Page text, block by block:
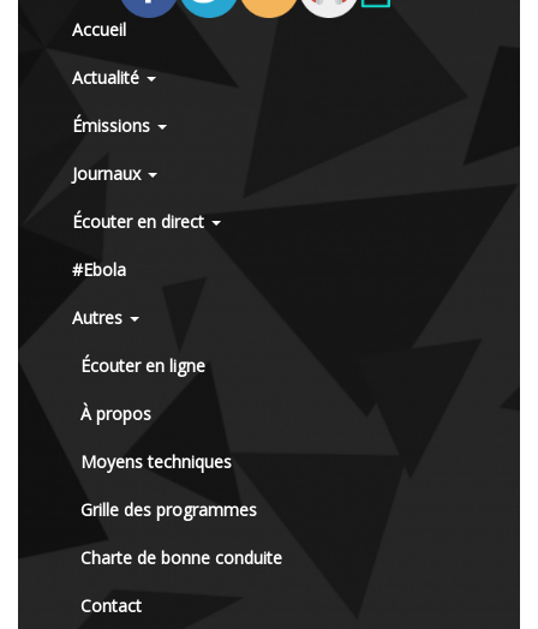
Accueil
Actualité
Émissions
Journaux
Écouter en direct
#Ebola
Autres
Écouter en ligne
À propos
Moyens techniques
Grille des programmes
Charte de bonne conduite
Contact